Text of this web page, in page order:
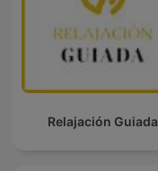
Relajación Guiada